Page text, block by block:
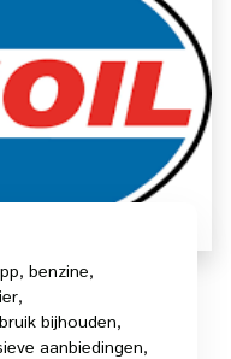
, benzine,
,
bijhouden,
aanbiedingen,